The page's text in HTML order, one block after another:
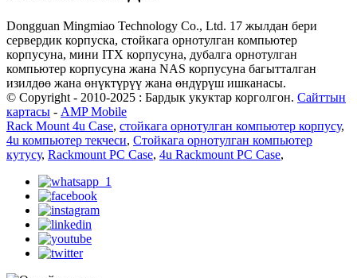
Dongguan Mingmiao Technology Co., Ltd. 17 жылдан бери
сервердик корпуска, стойкага орнотулган компьютер
корпусуна, мини ITX корпусуна, дубалга орнотулган
компьютер корпусуна жана NAS корпусуна багытталган
изилдөө жана өнүктүрүү жана өндүрүш ишканасы.
© Copyright - 2010-2025 : Бардык укуктар корголгон. Сайттын
картасы - AMP Mobile
Rack Mount 4u Case, стойкага орнотулган компьютер корпусу,
4u компьютер текчеси, Стойкага орнотулган компьютер
кутусу, Rackmount PC Case, 4u Rackmount PC Case,